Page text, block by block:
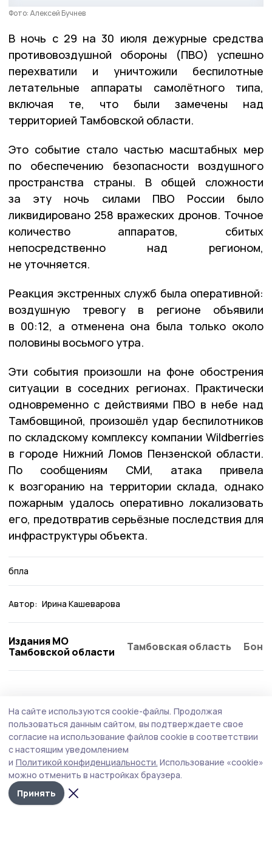
Фото: Алексей Бучнев
В ночь с 29 на 30 июля дежурные средства
противовоздушной обороны (ПВО) успешно
перехватили и уничтожили беспилотные
летательные аппараты самолётного типа,
включая те, что были замечены над
территорией Тамбовской области.
Это событие стало частью масштабных мер
по обеспечению безопасности воздушного
пространства страны. В общей сложности
за эту ночь силами ПВО России было
ликвидировано 258 вражеских дронов. Точное
количество аппаратов, сбитых
непосредственно над регионом,
не уточняется.
Реакция экстренных служб была оперативной:
воздушную тревогу в регионе объявили
в 00:12, а отменена она была только около
половины восьмого утра.
Эти события произошли на фоне обострения
ситуации в соседних регионах. Практически
одновременно с действиями ПВО в небе над
Тамбовщиной, произошёл удар беспилотников
по складскому комплексу компании Wildberries
в городе Нижний Ломов Пензенской области.
По сообщениям СМИ, атака привела
к возгоранию на территории склада, однако
пожарным удалось оперативно локализовать
его, предотвратив серьёзные последствия для
инфраструктуры объекта.
бпла
Автор: Ирина Кашеварова
Издания МО
Тамбовской области
Тамбовская область
На сайте используются cookie-файлы. Продолжая
пользоваться данным сайтом, вы подтверждаете свое
согласие на использование файлов cookie в соответствии
с настоящим уведомлением
и Политикой конфиденциальности. Использование «cookie»
можно отменить в настройках браузера.
Принять